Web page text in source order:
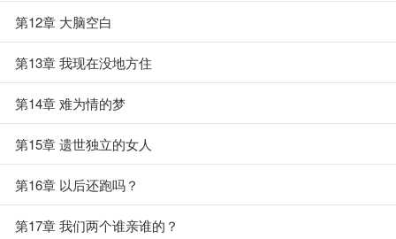
第12章 大脑空白
第13章 我现在没地方住
第14章 难为情的梦
第15章 遗世独立的女人
第16章 以后还跑吗？
第17章 我们两个谁亲谁的？